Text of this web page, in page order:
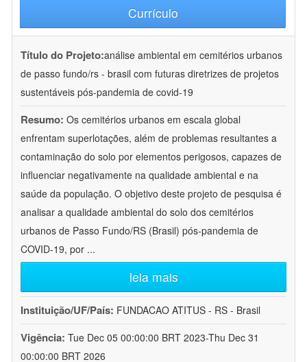
Currículo
Título do Projeto:análise ambiental em cemitérios urbanos
de passo fundo/rs - brasil com futuras diretrizes de projetos
sustentáveis pós-pandemia de covid-19
Resumo: Os cemitérios urbanos em escala global
enfrentam superlotações, além de problemas resultantes a
contaminação do solo por elementos perigosos, capazes de
influenciar negativamente na qualidade ambiental e na
saúde da população. O objetivo deste projeto de pesquisa é
analisar a qualidade ambiental do solo dos cemitérios
urbanos de Passo Fundo/RS (Brasil) pós-pandemia de
COVID-19, por ...
leia mais
Instituição/UF/País: FUNDACAO ATITUS - RS - Brasil
Vigência: Tue Dec 05 00:00:00 BRT 2023-Thu Dec 31
00:00:00 BRT 2026